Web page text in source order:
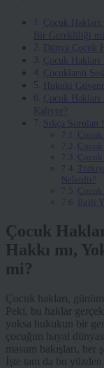
Çocuk
Bir Gerekliliği mi?
Dünya Çocuk
Çocuk Hakları
Çocukların
Hukuki
Çocuk
Kalıyor?
Sıkça Sorulan
Çocuk
Nelerdir?
Çocuk
İlgili
Çocuk
Hakkı mı,
mi?
Çocuk hakları,
Peki, bu haklar
yoksa hukukun bir
çocuğun hayal
masum bakışları,
İşte tam da bu yüzden